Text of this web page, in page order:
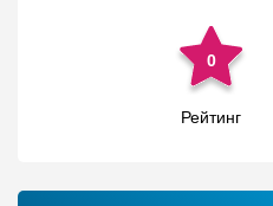
0
Рейтинг